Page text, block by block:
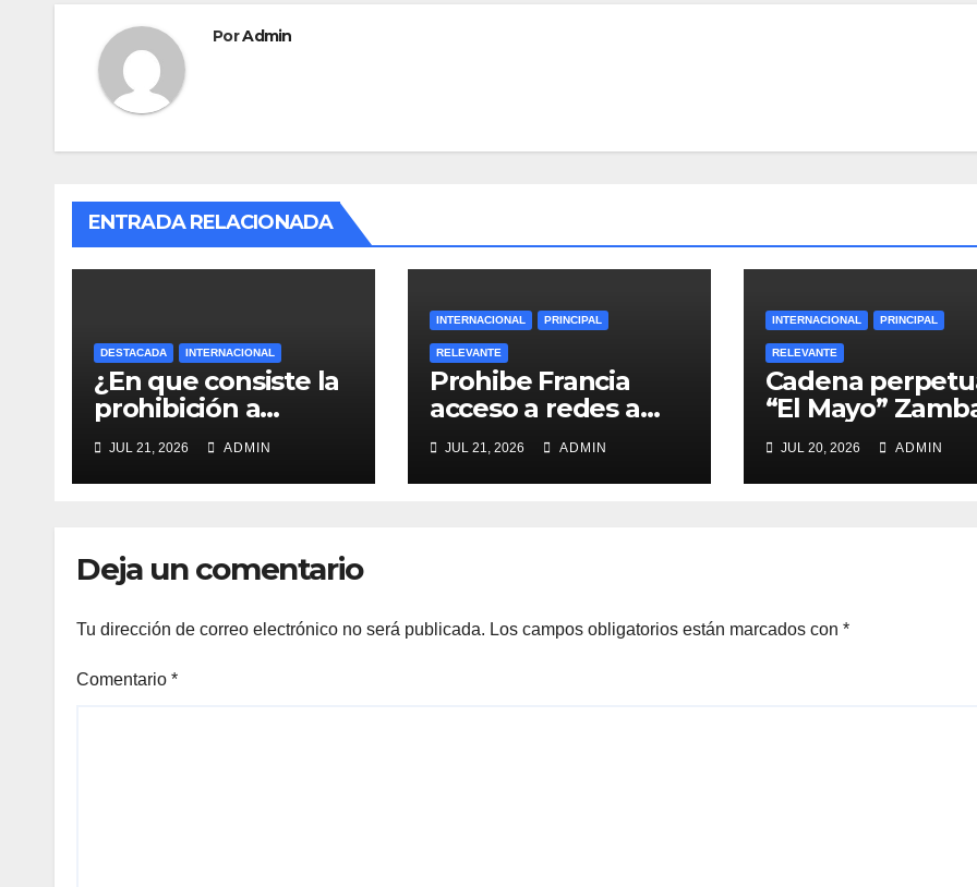
PorAdmin
ENTRADA RELACIONADA
DESTACADA INTERNACIONAL
¿En que consiste la
prohibición a
menores de 15 años
acceso a redes
sociales en Francia?
JUL 21, 2026 ADMIN
INTERNACIONAL PRINCIPAL
RELEVANTE
Prohibe Francia
acceso a redes a
menores de 15 años
JUL 21, 2026 ADMIN
INTERNACIONAL PRINCIPAL
RELEVANTE
Cadena
“El Mayo”
en Estados
JUL 20, 2026 ADMIN
Deja un comentario
Tu dirección de correo electrónico no será publicada. Los campos obligatorios están marcados con *
Comentario *